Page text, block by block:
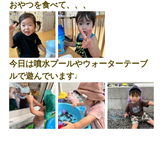
おやつを食べて、、、
今日は噴水プールやウォーターテーブ
ルで遊んでいます♩